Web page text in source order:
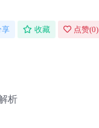
享 收藏 点赞(0)
析